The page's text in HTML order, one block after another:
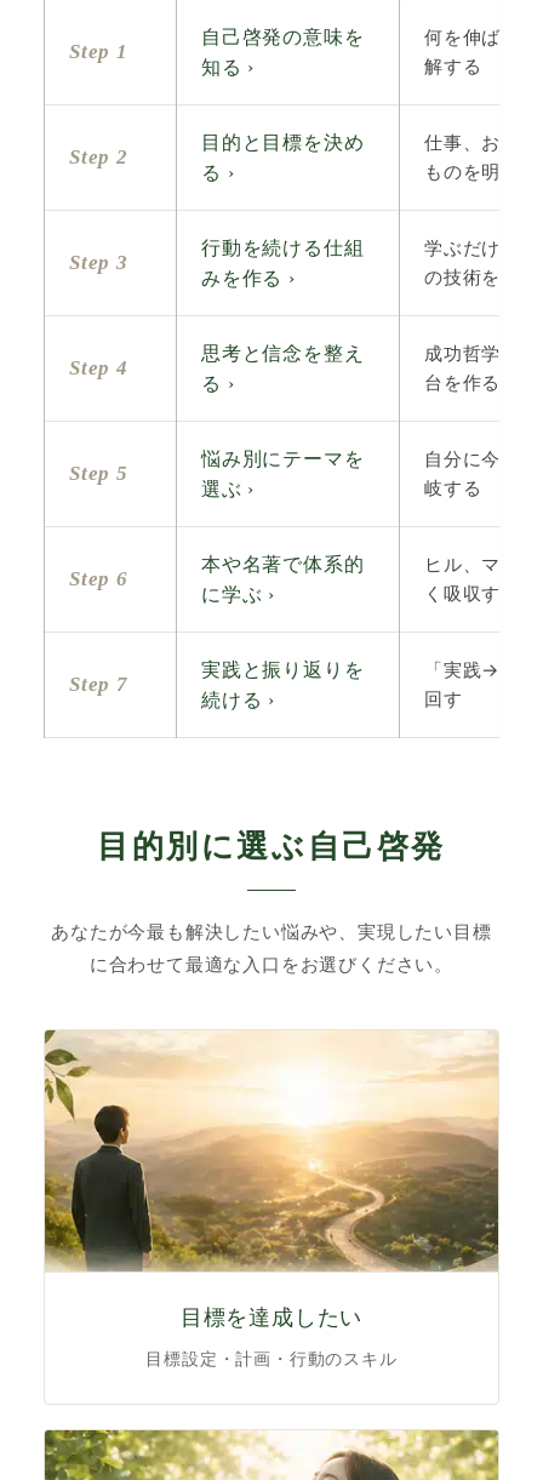
Step 1
自己啓発の意味を
知る ›
何を伸ばす
解する
Step 2
目的と目標を決め
る ›
仕事、お金
ものを明確
Step 3
行動を続ける仕組
みを作る ›
学ぶだけで
の技術を知る
Step 4
思考と信念を整え
る ›
成功哲学や
台を作る
Step 5
悩み別にテーマを
選ぶ ›
自分に今一
岐する
Step 6
本や名著で体系的
に学ぶ ›
ヒル、マー
く吸収する
Step 7
実践と振り返りを
続ける ›
「実践→記
回す
目的別に選ぶ自己啓発
あなたが今最も解決したい悩みや、実現したい目標
に合わせて最適な入口をお選びください。
目標を達成したい
目標設定・計画・行動のスキル